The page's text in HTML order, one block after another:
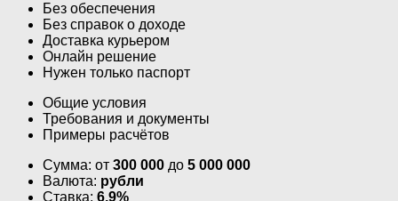
Без обеспечения
Без справок о доходе
Доставка курьером
Онлайн решение
Нужен только паспорт
Общие условия
Требования и документы
Примеры расчётов
Сумма: от 300 000 до 5 000 000
Валюта: рубли
Ставка: 6,9%